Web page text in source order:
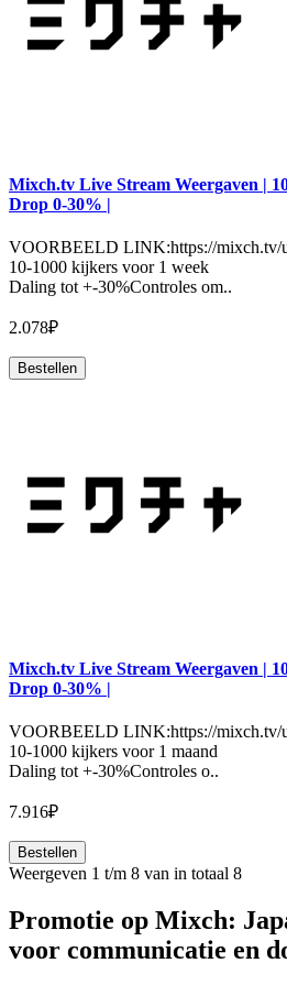
Mixch.tv Live Stream Weergaven |
Drop 0-30% |
VOORBEELD LINK:https://
10-1000 kijkers voor 1 week
Daling tot +-30%Controles om..
2.078₽
Bestellen
Mixch.tv Live Stream Weergaven |
Drop 0-30% |
VOORBEELD LINK:https://
10-1000 kijkers voor 1 maand
Daling tot +-30%Controles o..
7.916₽
Bestellen
Weergeven 1 t/m 8 van in totaal 8
Promotie op Mixch:
voor communicatie en